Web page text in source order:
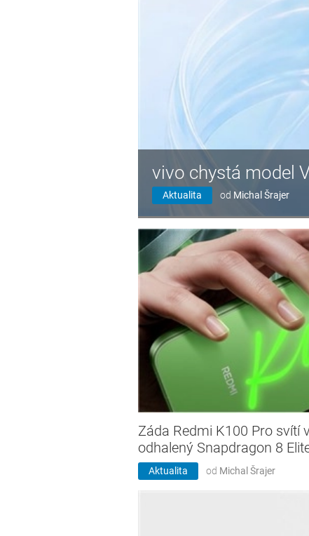
vivo chystá model
Aktualita od Michal Šrajer
Záda Redmi K100 Pro svítí
odhalený Snapdragon 8
Aktualita od Michal Šrajer